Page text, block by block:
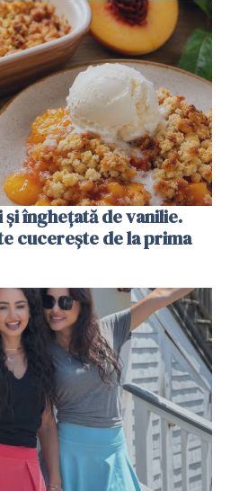
înghețată de vanilie.
cucerește de la prima